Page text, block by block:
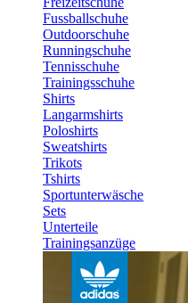
Fussballschuhe
Outdoorschuhe
Runningschuhe
Tennisschuhe
Trainingsschuhe
Shirts
Langarmshirts
Poloshirts
Sweatshirts
Trikots
Tshirts
Sportunterwäsche
Sets
Unterteile
Trainingsanzüge